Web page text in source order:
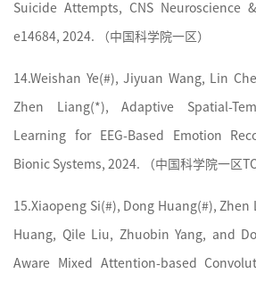
Suicide Attempts, CNS Neuroscience
e14684, 2024. （中国科学院一区）
14. Weishan Ye(#), Jiyuan Wang, Lin
Zhen Liang(*), Adaptive Spatial-
Learning for EEG-Based Emotion
Bionic Systems, 2024. （中国科学院一区
15. Xiaopeng Si(#), Dong Huang(#), Zhen
Huang, Qile Liu, Zhuobin Yang, and
Aware Mixed Attention-based